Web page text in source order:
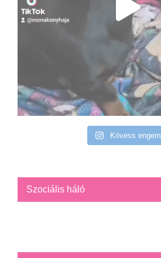
Kövess engem
Szociális háló